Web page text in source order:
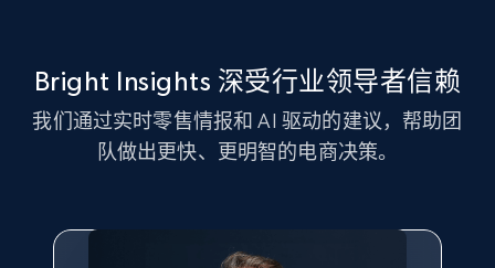
URL, Product id, Title, Seller name, Seller rating,
Seller reviews, Breadcrumbs, Root category, and
Bright Insights 深受行业领导者信赖
我们通过实时零售情报和 AI 驱动的建议，帮助团
队做出更快、更明智的电商决策。